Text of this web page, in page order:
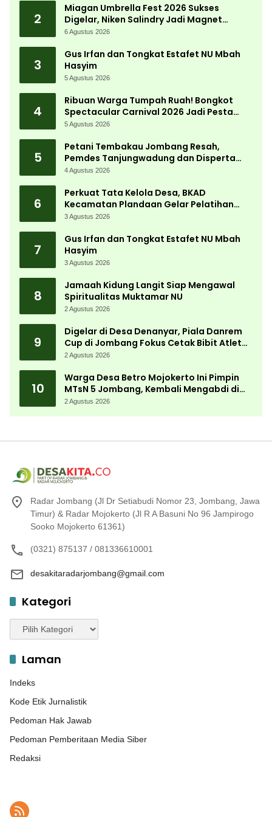
2
Miagan Umbrella Fest 2026 Sukses
Digelar, Niken Salindry Jadi Magnet
Ribuan Pengunjung
6 Agustus 2026
3
Gus Irfan dan Tongkat Estafet NU Mbah
Hasyim
5 Agustus 2026
4
Ribuan Warga Tumpah Ruah! Bongkot
Spectacular Carnival 2026 Jadi Pesta
Kemerdekaan Terbesar di Peterongan
5 Agustus 2026
5
Petani Tembakau Jombang Resah,
Pemdes Tanjungwadung dan Disperta
Bergerak Cepat
4 Agustus 2026
6
Perkuat Tata Kelola Desa, BKAD
Kecamatan Plandaan Gelar Pelatihan
Aparatur Pemdes
3 Agustus 2026
7
Gus Irfan dan Tongkat Estafet NU Mbah
Hasyim
3 Agustus 2026
8
Jamaah Kidung Langit Siap Mengawal
Spiritualitas Muktamar NU
2 Agustus 2026
9
Digelar di Desa Denanyar, Piala Danrem
Cup di Jombang Fokus Cetak Bibit Atlet
Menembak Berprestasi
2 Agustus 2026
10
Warga Desa Betro Mojokerto Ini Pimpin
MTsN 5 Jombang, Kembali Mengabdi di
Almamater
2 Agustus 2026
Radar Jombang (Jl Dr Setiabudi Nomor 23, Jombang, Jawa
Timur) & Radar Mojokerto (Jl R A Basuni No 96 Jampirogo
Sooko Mojokerto 61361)
(0321) 875137 / 081336610001
desakitaradarjombang@gmail.com
Kategori
Kategori
Laman
Indeks
Kode Etik Jurnalistik
Pedoman Hak Jawab
Pedoman Pemberitaan Media Siber
Redaksi